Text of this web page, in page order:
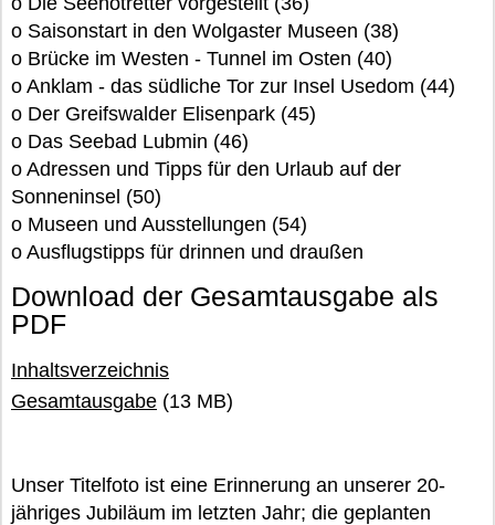
o Saisonstart in den Wolgaster Museen (38)
o Brücke im Westen - Tunnel im Osten (40)
o Anklam - das südliche Tor zur Insel Usedom (44)
o Der Greifswalder Elisenpark (45)
o Das Seebad Lubmin (46)
o Adressen und Tipps für den Urlaub auf der
Sonneninsel (50)
o Museen und Ausstellungen (54)
o Ausflugstipps für drinnen und draußen
Download der Gesamtausgabe als
PDF
Inhaltsverzeichnis
Gesamtausgabe (13 MB)
Unser Titelfoto ist eine Erinnerung an unserer 20-
jähriges Jubiläum im letzten Jahr; die geplanten